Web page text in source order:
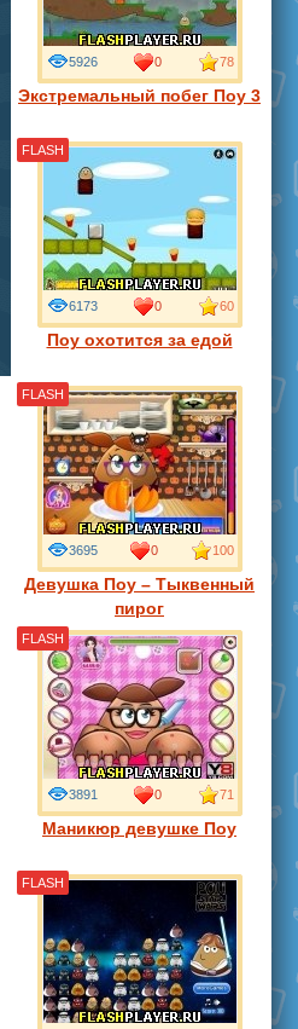
Экстремальный побег Поу 3
5926 0 78
Поу охотится за едой
6173 0 60
FLASH
Девушка Поу – Тыквенный
пирог
3695 0 100
FLASH
Маникюр девушке Поу
3891 0 71
FLASH
FLASH